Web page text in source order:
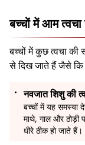
बच्चों में आम
बच्चों में कुछ त्वचा
से दिख जाते हैं जैसे
नवजात शिशु की
बच्चों में यह समस्या
माथे, गाल और
धीरे ठीक हो जाते हैं।